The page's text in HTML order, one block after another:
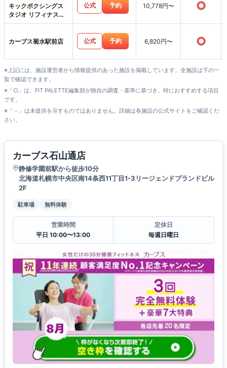
キックボクシングス
タジオ リフィナス札
幌店
公式 予約 10,778円〜 ○
カーブス菊水駅前店 公式 予約 6,820円〜 ○
※上記には、施設運営者から情報提供のあった施設を掲載しています。全施設は下の一
覧で確認できます。
※「○」は、FIT PALETTE編集部が独自の調査・基準に基づき、特におすすめする項目
です。
※「－」は未提供を示すものではありません。詳細は各施設の公式サイトをご確認くだ
さい。
カーブス石山通店
静修学園前駅から徒歩10分
北海道札幌市中央区南14条西11丁目1-3リージェンドブランドビル
2F
駐車場 無料体験
営業時間
平日 10:00〜13:00
定休日
毎週日曜日